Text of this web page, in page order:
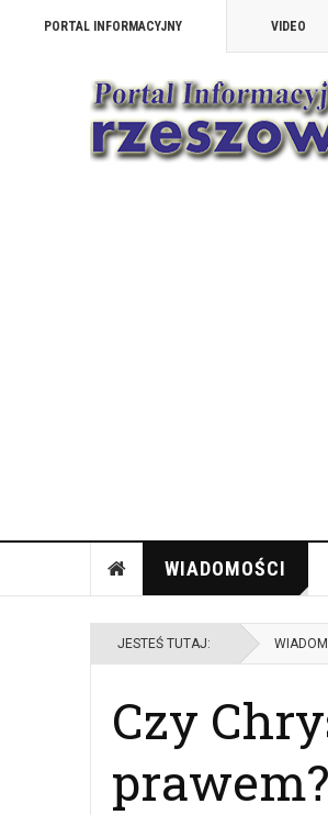
PORTAL INFORMACYJNY VIDEO
WIADOMOŚCI
JESTEŚ TUTAJ:
Czy
prawem?